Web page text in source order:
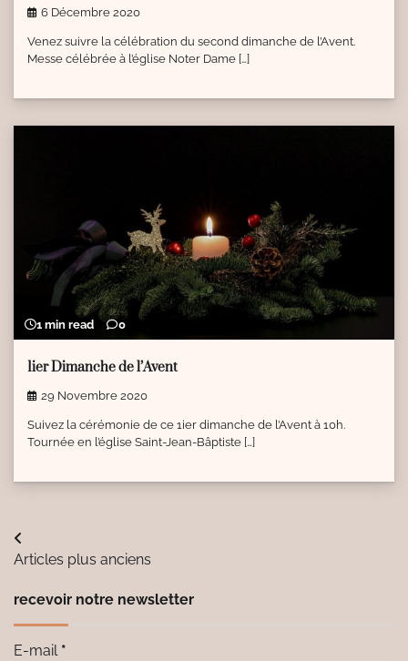
6 Décembre 2020
Venez suivre la célébration du second dimanche de l’Avent.
Messe célébrée à l’église Noter Dame […]
1 min read 0
1ier Dimanche de l’Avent
29 Novembre 2020
Suivez la cérémonie de ce 1ier dimanche de l’Avent à 10h.
Tournée en l’église Saint-Jean-Bâptiste […]
Navigation
articles
Articles plus anciens
recevoir notre newsletter
E-mail *